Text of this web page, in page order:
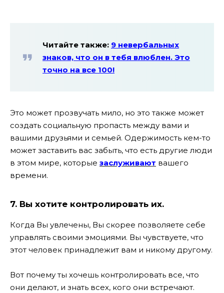
Читайте также: 9 невербальных
знаков, что он в тебя влюблен. Это
точно на все 100!
Это может прозвучать мило, но это также может
создать социальную пропасть между вами и
вашими друзьями и семьей. Одержимость кем-то
может заставить вас забыть, что есть другие люди
в этом мире, которые заслуживают вашего
времени.
7. Вы хотите контролировать их.
Когда Вы увлечены, Вы скорее позволяете себе
управлять своими эмоциями. Вы чувствуете, что
этот человек принадлежит вам и никому другому.
Вот почему ты хочешь контролировать все, что
они делают, и знать всех, кого они встречают.